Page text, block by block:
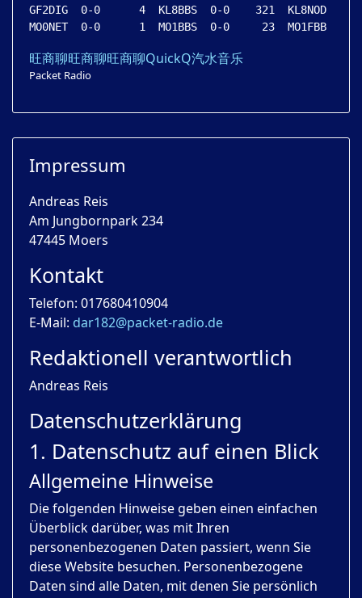
GF2DIG  0-0      4  KL8BBS  0-0    321  KL8NOD
旺商聊旺商聊旺商聊QuickQ汽水音乐
Packet Radio
Impressum
Andreas Reis
Am Jungbornpark 234
47445 Moers
Kontakt
Telefon: 017680410904
E-Mail: dar182@packet-radio.de
Redaktionell verantwortlich
Andreas Reis
Datenschutz­erklärung
1. Datenschutz auf einen Blick
Allgemeine Hinweise
Die folgenden Hinweise geben einen einfachen
Überblick darüber, was mit Ihren
personenbezogenen Daten passiert, wenn Sie
diese Website besuchen. Personenbezogene
Daten sind alle Daten, mit denen Sie persönlich